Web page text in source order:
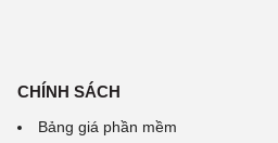
CHÍNH SÁCH
Bảng giá phần mềm